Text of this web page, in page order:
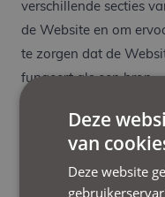
verschillende secties
de Website en om
te zorgen dat de
fungeert als een bron
en doeltreffend is.
Noch de cookies, noch
web beacons van de
Deze
van
Deze website